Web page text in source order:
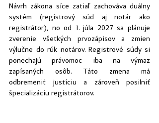
Návrh zákona síce zatiaľ zachováva duálny
systém (registrový súd aj notár ako
registrátor), no od 1. júla 2027 sa plánuje
zverenie všetkých prvozápisov a zmien
výlučne do rúk notárov. Registrové súdy si
ponechajú právomoc iba na výmaz
zapísaných osôb. Táto zmena má
odbremeniť justíciu a zároveň posilniť
špecializáciu registrátorov.